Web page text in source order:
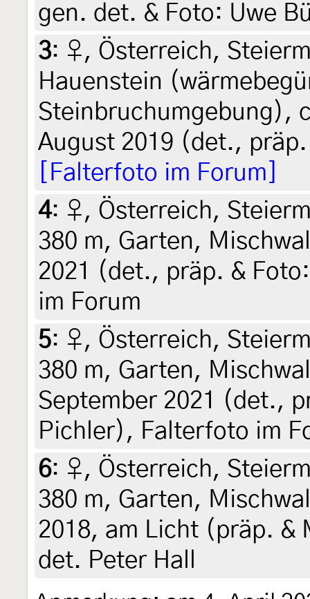
gen. det. & Foto: Uwe
3: ♀, Österreich,
Hauenstein
Steinbruchumgebung),
August 2019 (det.,
[Falterfoto im Forum]
4: ♀, Österreich,
380 m, Garten,
2021 (det., präp. &
im Forum
5: ♀, Österreich,
380 m, Garten,
September 2021 (det.,
Pichler), Falterfoto im
6: ♀, Österreich,
380 m, Garten,
2018, am Licht (präp.
det. Peter Hall